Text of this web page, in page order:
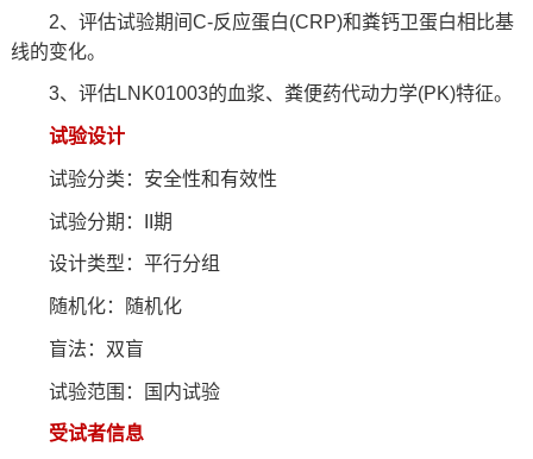
2、评估试验期间C-反应蛋白(CRP)和粪钙卫蛋白相比基
线的变化。
3、评估LNK01003的血浆、粪便药代动力学(PK)特征。
试验设计
试验分类：安全性和有效性
试验分期：II期
设计类型：平行分组
随机化：随机化
盲法：双盲
试验范围：国内试验
受试者信息